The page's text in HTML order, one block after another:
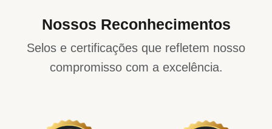
Nossos Reconhecimentos
Selos e certificações que refletem nosso
compromisso com a excelência.